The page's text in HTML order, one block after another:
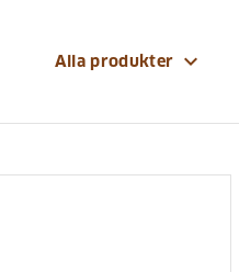
Alla produkter expand_more